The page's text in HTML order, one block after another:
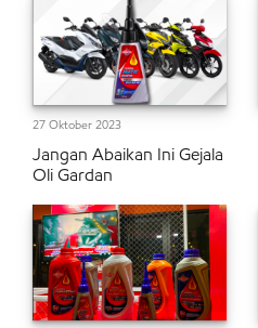
27 Oktober 2023
Jangan Abaikan Ini Gejala
Oli Gardan